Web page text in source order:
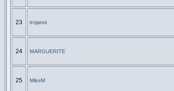
23 trojanoi
24 MARGUERITE
25 MikeM